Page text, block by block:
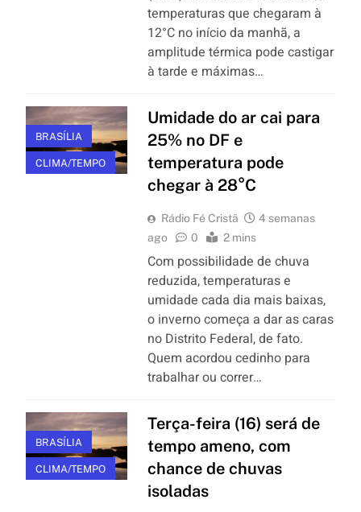
temperaturas que chegaram à
12°C no início da manhã, a
amplitude térmica pode castigar
à tarde e máximas…
BRASÍLIA
CLIMA/TEMPO
Umidade do ar cai para
25% no DF e
temperatura pode
chegar à 28°C
Rádio Fé Cristã
4 semanas
ago
0 2 mins
Com possibilidade de chuva
reduzida, temperaturas e
umidade cada dia mais baixas,
o inverno começa a dar as caras
no Distrito Federal, de fato.
Quem acordou cedinho para
trabalhar ou correr…
BRASÍLIA
CLIMA/TEMPO
Terça-feira (16) será de
tempo ameno, com
chance de chuvas
isoladas